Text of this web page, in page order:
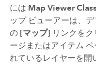
には Map Viewer
ップ ビューアーは、
の [マップ] リンクを
ージまたはアイテム
れているレイヤーを開